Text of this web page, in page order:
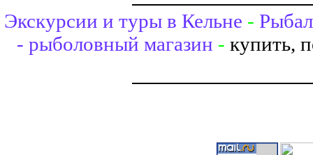
Экскурсии и туры в Кельне -
- рыболовный магазин - купить,